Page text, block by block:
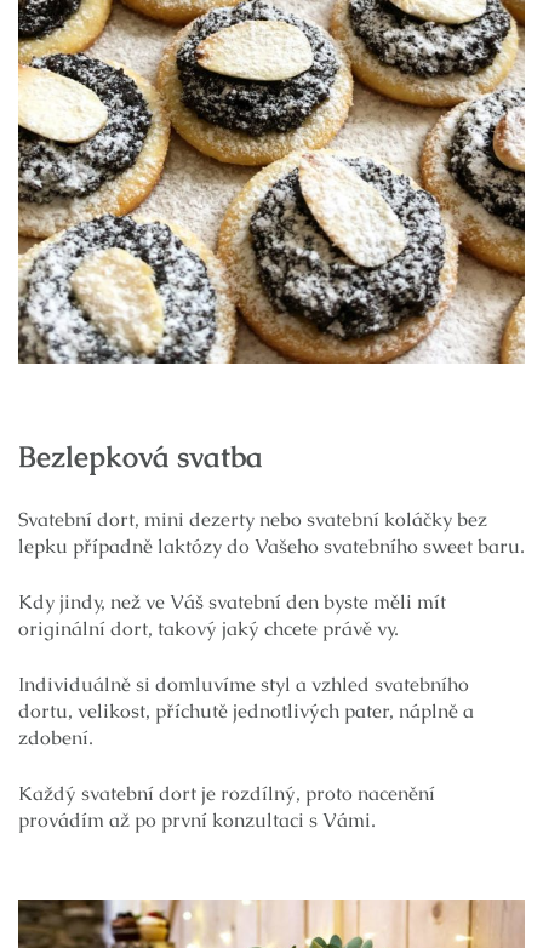
Bezlepková svatba
Svatební dort, mini dezerty nebo svatební koláčky bez
lepku případně laktózy do Vašeho svatebního sweet baru.
Kdy jindy, než ve Váš svatební den byste měli mít
originální dort, takový jaký chcete právě vy.
Individuálně si domluvíme styl a vzhled svatebního
dortu, velikost, příchutě jednotlivých pater, náplně a
zdobení.
Každý svatební dort je rozdílný, proto nacenění
provádím až po první konzultaci s Vámi.